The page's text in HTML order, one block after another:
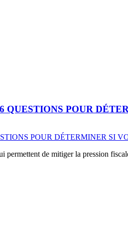
QUESTIONS POUR
permettent de mitiger la pression